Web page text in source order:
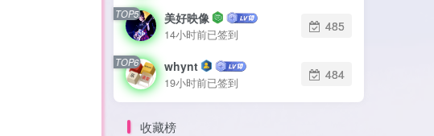
TOP5 美好映像
14小时前已签到
485
TOP6 whynt
19小时前已签到
484
收藏榜
TOP5 美好映像
14小时前已签到
485
TOP6 whynt
19小时前已签到
484